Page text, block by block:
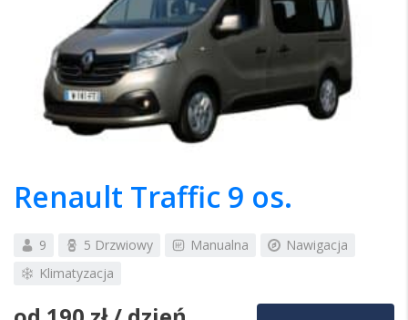
Renault Traffic 9 os.
9 5 Drzwiowy Manualna
Nawigacja
Klimatyzacja